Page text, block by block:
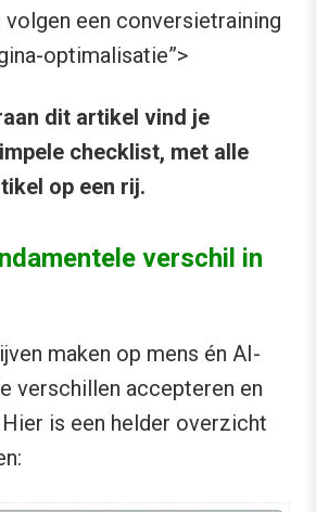
een conversietraining
optimalisatie”>
dit artikel vind je
checklist, met alle
op een rij.
verschil in
maken op mens én AI-
verschillen accepteren en
is een helder overzicht